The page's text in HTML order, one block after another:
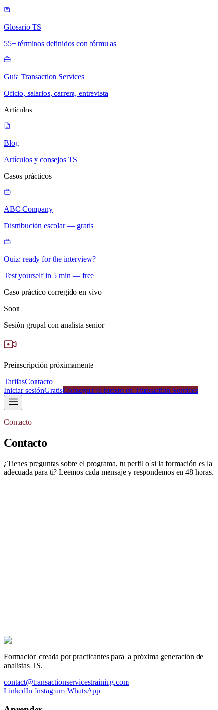
Glosario TS
55+ términos definidos con fórmulas
Guía Transaction Services
Oficio, salarios, carrera, entrevista
Artículos
Blog
Artículos y consejos TS
Casos prácticos
ABC Company
Distribución escolar — gratis
Quiz: ready for the interview?
Test yourself in 5 min — free
Caso práctico corregido en vivo
Soon
Sesión grupal con analista senior
Preinscripción próximamente
TarifasContacto
Iniciar sesiónGratisConseguir el puesto en Transaction Services
Contacto
Contacto
¿Tienes preguntas sobre el programa, tu perfil o si la formación es la
adecuada para ti? Leemos cada mensaje y respondemos en 48 horas.
Conseguir el puesto en Transaction Services
Formación creada por practicantes para la próxima generación de
analistas TS.
contact@transactionservicestraining.com
LinkedIn·Instagram·WhatsApp